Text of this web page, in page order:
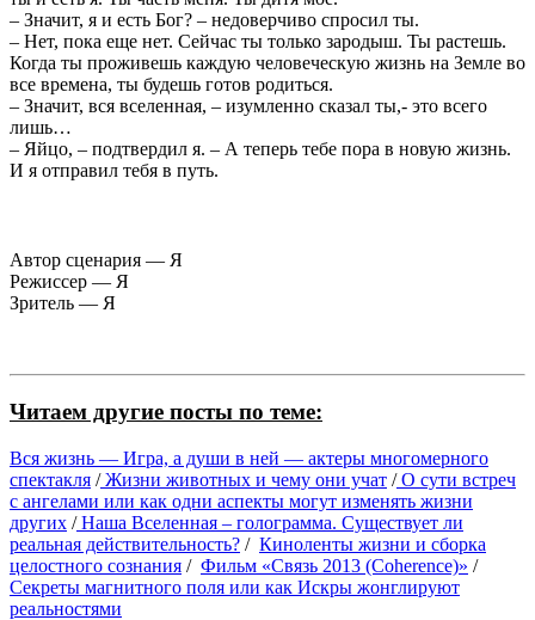
– Значит, я и есть Бог? – недоверчиво спросил ты.
– Нет, пока еще нет. Сейчас ты только зародыш. Ты растешь.
Когда ты проживешь каждую человеческую жизнь на Земле во
все времена, ты будешь готов родиться.
– Значит, вся вселенная, – изумленно сказал ты,- это всего
лишь…
– Яйцо, – подтвердил я. – А теперь тебе пора в новую жизнь.
И я отправил тебя в путь.
Автор сценария — Я
Режиссер — Я
Зритель — Я
Читаем другие посты по теме:
Вся жизнь — Игра, а души в ней — актеры многомерного
спектакля /Жизни животных и чему они учат /О сути встреч
с ангелами или как одни аспекты могут изменять жизни
других /Наша Вселенная – голограмма. Существует ли
реальная действительность? / Киноленты жизни и сборка
целостного сознания / Фильм «Связь 2013 (Coherence)» /
Секреты магнитного поля или как Искры жонглируют
реальностями